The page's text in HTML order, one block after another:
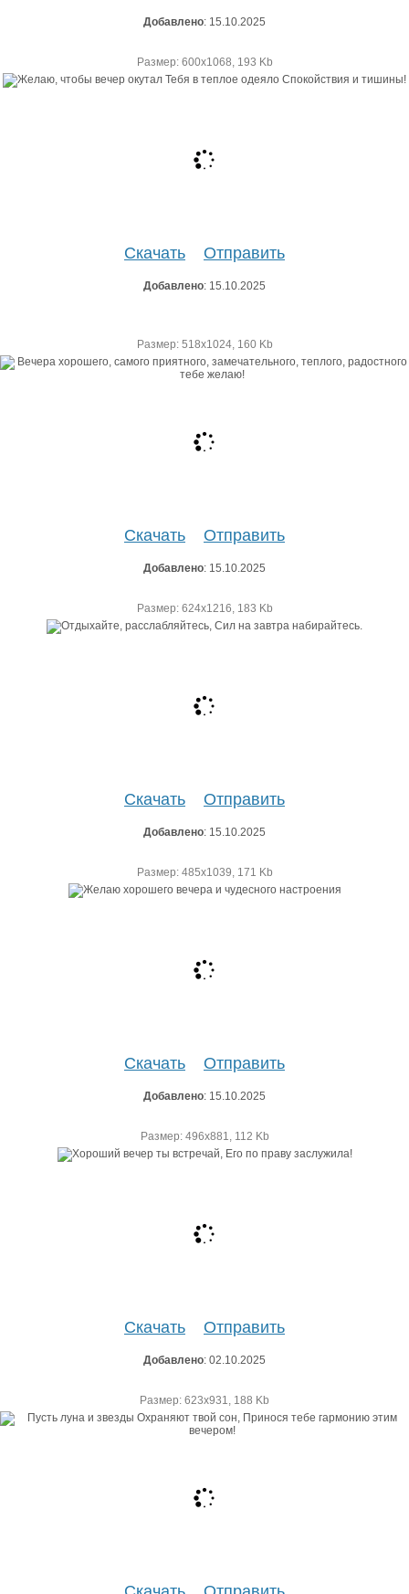
Добавлено: 15.10.2025
Размер: 600х1068, 193 Kb
Скачать Отправить
Добавлено: 15.10.2025
Размер: 518х1024, 160 Kb
Скачать Отправить
Добавлено: 15.10.2025
Размер: 624х1216, 183 Kb
Скачать Отправить
Добавлено: 15.10.2025
Размер: 485х1039, 171 Kb
Скачать Отправить
Добавлено: 15.10.2025
Размер: 496х881, 112 Kb
Скачать Отправить
Добавлено: 02.10.2025
Размер: 623х931, 188 Kb